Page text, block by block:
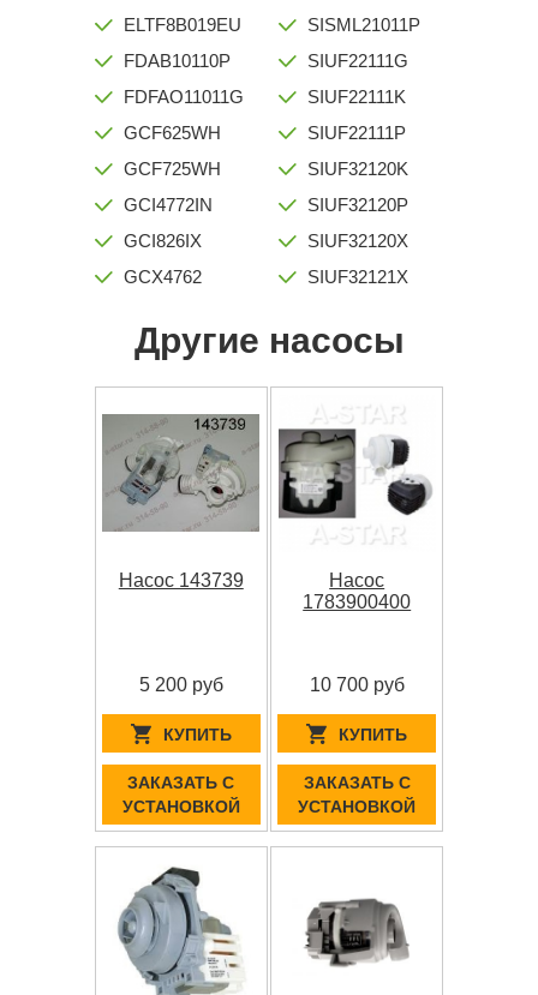
ELTF8B019EU
FDAB10110P
FDFAO11011G
GCF625WH
GCF725WH
GCI4772IN
GCI826IX
GCX4762
SISML21011P
SIUF22111G
SIUF22111K
SIUF22111P
SIUF32120K
SIUF32120P
SIUF32120X
SIUF32121X
Другие насосы
Насос 143739
5 200 руб
КУПИТЬ
ЗАКАЗАТЬ С
УСТАНОВКОЙ
Насос
1783900400
10 700 руб
КУПИТЬ
ЗАКАЗАТЬ С
УСТАНОВКОЙ